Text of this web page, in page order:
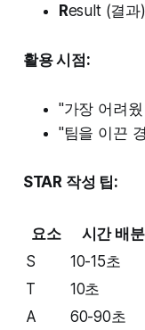
Result (결과
활용 시점:
"가장 어려
"팀을 이끈
STAR 작성 팁:
요소 시간 배분
S
10-15초
T
10초
A
60-90초